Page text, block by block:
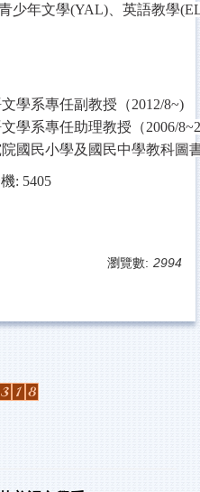
少年文學(YAL)、英語教學
學系專任副教授（2012/8~)
學系專任助理教授（2006/
國民小學及國民中學教科圖
機: 5405
瀏覽數: 2994